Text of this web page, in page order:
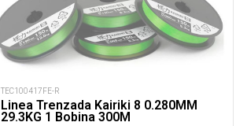
TEC100417FE-R
Linea Trenzada Kairiki 8 0.280MM
29.3KG 1 Bobina 300M